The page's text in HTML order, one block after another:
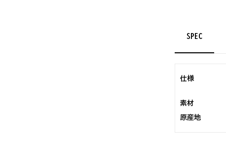
SPEC
仕様
素材
原産地